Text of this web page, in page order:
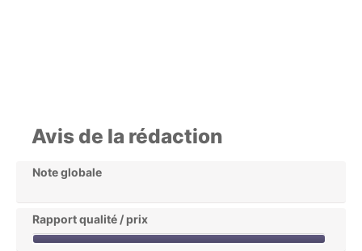
Avis de la rédaction
Note globale
Rapport qualité / prix